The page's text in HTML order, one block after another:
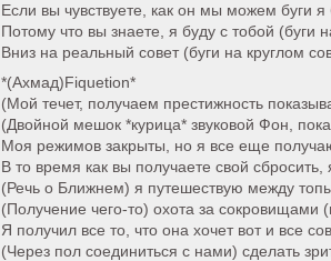
Если вы чувствуете, как он мы можем буги я
Потому что вы знаете, я буду с тобой (буги
Вниз на реальный совет (буги на круглом
*(Ахмад)Fiquetion*
(Мой течет, получаем престижность
(Двойной мешок *курица* звуковой Фон,
Моя режимов закрыты, но я все еще
В то время как вы получаете свой
(Речь о Ближнем) я путешествую между
(Получение чего-то) охота за сокровищами
Я получил все то, что она хочет вот и все
(Через пол соединиться с нами) сделать